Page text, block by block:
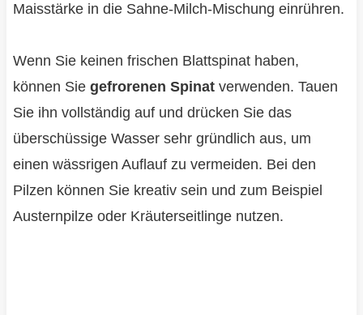
Maisstärke in die Sahne-Milch-Mischung einrühren.
Wenn Sie keinen frischen Blattspinat haben,
können Sie gefrorenen Spinatverwenden. Tauen
Sie ihn vollständig auf und drücken Sie das
überschüssige Wasser sehr gründlich aus, um
einen wässrigen Auflauf zu vermeiden. Bei den
Pilzen können Sie kreativ sein und zum Beispiel
Austernpilze oder Kräuterseitlinge nutzen.